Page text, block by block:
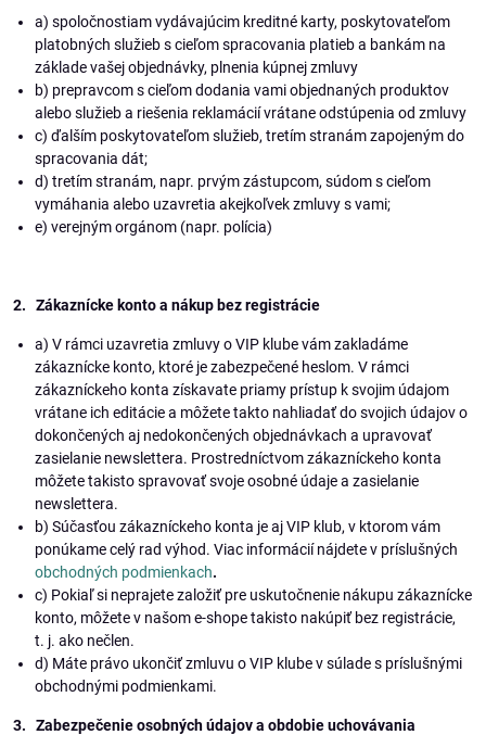
a) spoločnostiam vydávajúcim kreditné karty, poskytovateľom
platobných služieb s cieľom spracovania platieb a bankám na
základe vašej objednávky, plnenia kúpnej zmluvy
b) prepravcom s cieľom dodania vami objednaných produktov
alebo služieb a riešenia reklamácií vrátane odstúpenia od zmluvy
c) ďalším poskytovateľom služieb, tretím stranám zapojeným do
spracovania dát;
d) tretím stranám, napr. prvým zástupcom, súdom s cieľom
vymáhania alebo uzavretia akejkoľvek zmluvy s vami;
e) verejným orgánom (napr. polícia)
2. Zákaznícke konto a nákup bez registrácie
a) V rámci uzavretia zmluvy o VIP klube vám zakladáme
zákaznícke konto, ktoré je zabezpečené heslom. V rámci
zákazníckeho konta získavate priamy prístup k svojim údajom
vrátane ich editácie a môžete takto nahliadať do svojich údajov o
dokončených aj nedokončených objednávkach a upravovať
zasielanie newslettera. Prostredníctvom zákazníckeho konta
môžete takisto spravovať svoje osobné údaje a zasielanie
newslettera.
b) Súčasťou zákazníckeho konta je aj VIP klub, v ktorom vám
ponúkame celý rad výhod. Viac informácií nájdete v príslušných
obchodných podmienkach.
c) Pokiaľ si neprajete založiť pre uskutočnenie nákupu zákaznícke
konto, môžete v našom e-shope takisto nakúpiť bez registrácie,
t. j. ako nečlen.
d) Máte právo ukončiť zmluvu o VIP klube v súlade s príslušnými
obchodnými podmienkami.
3. Zabezpečenie osobných údajov a obdobie uchovávania